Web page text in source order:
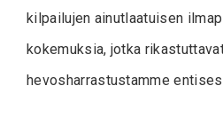
kilpailujen ainutlaatuisen
kokemuksia, jotka
hevosharrastustamme